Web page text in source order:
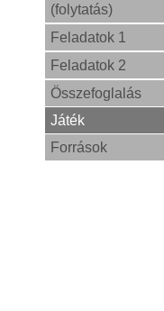
(folytatás)
Feladatok 1
Feladatok 2
Összefoglalás
Játék
Források